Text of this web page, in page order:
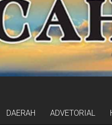
DAERAH ADVETORIAL